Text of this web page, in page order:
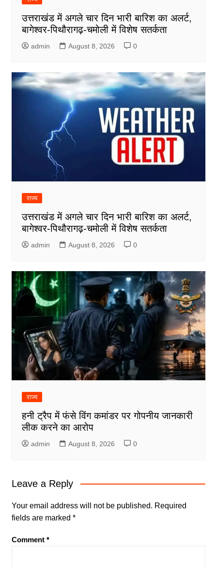
उत्तराखंड में अगले चार दिन भारी बारिश का अलर्ट,
बागेश्वर-पिथौरागढ़-चमोली में विशेष सतर्कता
admin August 8, 2026 0
राज्य
उत्तराखंड में अगले चार दिन भारी बारिश का अलर्ट,
बागेश्वर-पिथौरागढ़-चमोली में विशेष सतर्कता
admin August 8, 2026 0
राज्य
हनी ट्रैप में फंसे विंग कमांडर पर गोपनीय जानकारी
लीक करने का आरोप
admin August 8, 2026 0
Leave a Reply
Your email address will not be published. Required
fields are marked *
Comment *